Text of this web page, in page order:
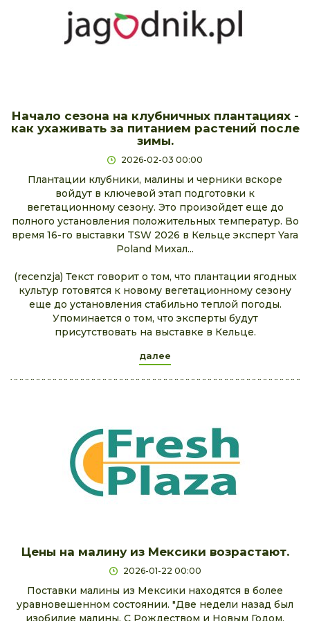
Начало сезона на клубничных плантациях -
как ухаживать за питанием растений после
зимы.
2026-02-03 00:00
Плантации клубники, малины и черники вскоре
войдут в ключевой этап подготовки к
вегетационному сезону. Это произойдет еще до
полного установления положительных температур. Во
время 16-го выставки TSW 2026 в Кельце эксперт Yara
Poland Михал...
(recenzja) Текст говорит о том, что плантации ягодных
культур готовятся к новому вегетационному сезону
еще до установления стабильно теплой погоды.
Упоминается о том, что эксперты будут
присутствовать на выставке в Кельце.
далее
Цены на малину из Мексики возрастают.
2026-01-22 00:00
Поставки малины из Мексики находятся в более
уравновешенном состоянии. "Две недели назад был
изобилие малины. С Рождеством и Новым Годом,